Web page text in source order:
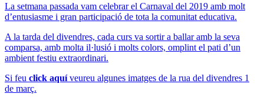
La setmana passada vam celebrar el Carnaval del 2019 amb molt
d’entusiasme i gran participació de tota la comunitat educativa.
A la tarda del divendres, cada curs va sortir a ballar amb la seva
comparsa, amb molta il·lusió i molts colors, omplint el pati d’un
ambient festiu extraordinari.
Si feu click aquíveureu algunes imatges de la rua del divendres 1
de març.